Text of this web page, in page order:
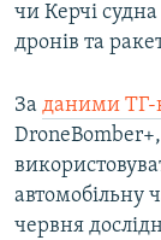
чи Керчі
дронів та
За даними ТГ-
автомобільну
червня